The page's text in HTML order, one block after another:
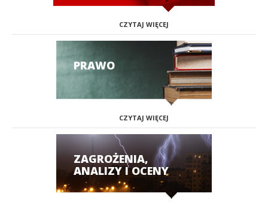
CZYTAJ WIĘCEJ
PRAWO
CZYTAJ WIĘCEJ
ZAGROŻENIA,
ANALIZY I OCENY